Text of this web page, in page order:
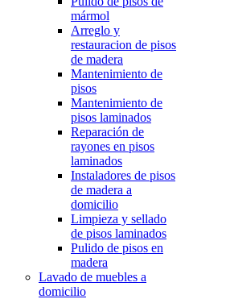
mármol
Arreglo y
restauracion de pisos
de madera
Mantenimiento de
pisos
Mantenimiento de
pisos laminados
Reparación de
rayones en pisos
laminados
Instaladores de pisos
de madera a
domicilio
Limpieza y sellado
de pisos laminados
Pulido de pisos en
madera
Lavado de muebles a
domicilio